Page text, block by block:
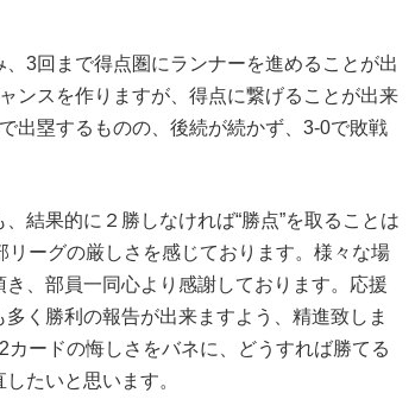
3回まで得点圏にランナーを進めることが出
ンスを作りますが、得点に繋げることが出来
出塁するものの、後続が続かず、3-0で敗戦
結果的に２勝しなければ“勝点”を取ることは
ーグの厳しさを感じております。様々な場
、部員一同心より感謝しております。応援
く勝利の報告が出来ますよう、精進致しま
ードの悔しさをバネに、どうすれば勝てる
たいと思います。